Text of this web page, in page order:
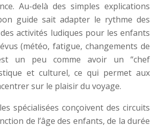
Au-delà des simples explications
guide sait adapter le rythme des
activités ludiques pour les enfants
(météo, fatigue, changements de
un peu comme avoir un “chef
et culturel, ce qui permet aux
sur le plaisir du voyage.
spécialisées conçoivent des circuits
de l’âge des enfants, de la durée